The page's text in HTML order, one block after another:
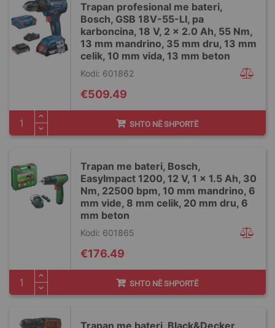
Trapan profesional me bateri,
Bosch, GSB 18V-55-LI, pa
karboncina, 18 V, 2 x 2.0 Ah, 55 Nm,
13 mm mandrino, 35 mm dru, 13 mm
celik, 10 mm vida, 13 mm beton
Kodi: 601862
€509.49
SHTO NË SHPORTË
Trapan me bateri, Bosch,
EasyImpact 1200, 12 V, 1 x 1.5 Ah, 30
Nm, 22500 bpm, 10 mm mandrino, 6
mm vide, 8 mm celik, 20 mm dru, 6
mm beton
Kodi: 601865
€176.49
SHTO NË SHPORTË
Trapan me bateri, Black&Decker,